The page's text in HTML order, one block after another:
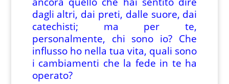
dagli altri, dai preti, dalle suore, dai
catechisti; ma per te,
personalmente, chi sono io? Che
influsso ho nella tua vita, quali sono
i cambiamenti che la fede in te ha
operato?